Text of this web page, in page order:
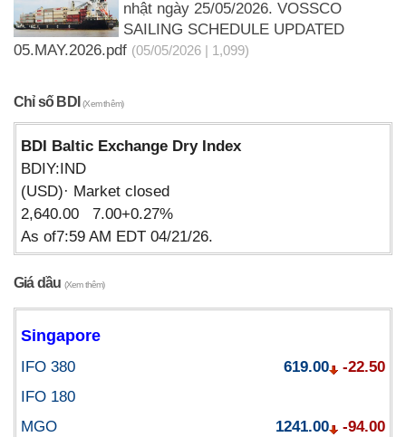
nhật ngày 25/05/2026. VOSSCO
SAILING SCHEDULE UPDATED
05.MAY.2026.pdf (05/05/2026 | 1,099)
Chỉ số BDI(Xem thêm)
BDI Baltic Exchange Dry Index
BDIY:IND
(USD)· Market closed
2,640.00 7.00+0.27%
As of7:59 AM EDT 04/21/26.
Giá dầu (Xem thêm)
Singapore
IFO 380 619.00
-22.50
IFO 180
MGO
1241.00 -94.00